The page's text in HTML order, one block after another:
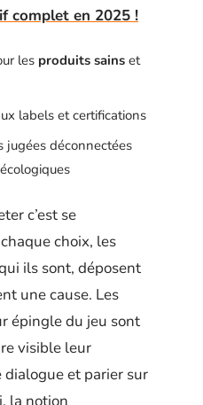
complet en 2025 !
les produits sains et
labels et certifications
jugées déconnectées
c’est se
choix, les
ils sont, déposent
une cause. Les
épingle du jeu sont
visible leur
et parier sur
la notion